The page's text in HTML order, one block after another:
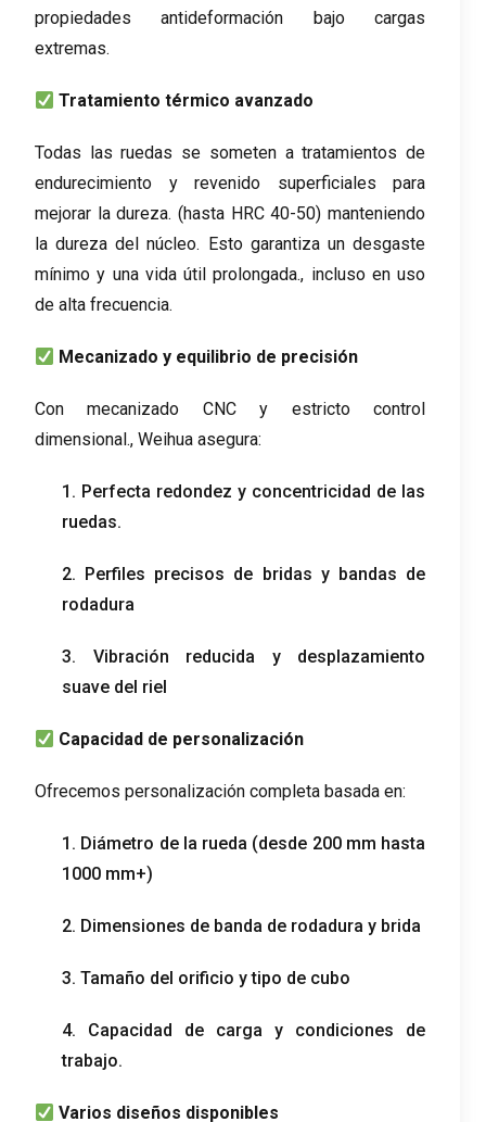
propiedades antideformación bajo cargas
extremas.
Tratamiento térmico avanzado
Todas las ruedas se someten a tratamientos de
endurecimiento y revenido superficiales para
mejorar la dureza. (hasta HRC 40-50) manteniendo
la dureza del núcleo. Esto garantiza un desgaste
mínimo y una vida útil prolongada., incluso en uso
de alta frecuencia.
Mecanizado y equilibrio de precisión
Con mecanizado CNC y estricto control
dimensional., Weihua asegura:
1. Perfecta redondez y concentricidad de las
ruedas.
2. Perfiles precisos de bridas y bandas de
rodadura
3. Vibración reducida y desplazamiento
suave del riel
Capacidad de personalización
Ofrecemos personalización completa basada en:
1. Diámetro de la rueda (desde 200 mm hasta
1000 mm+)
2. Dimensiones de banda de rodadura y brida
3. Tamaño del orificio y tipo de cubo
4. Capacidad de carga y condiciones de
trabajo.
Varios diseños disponibles